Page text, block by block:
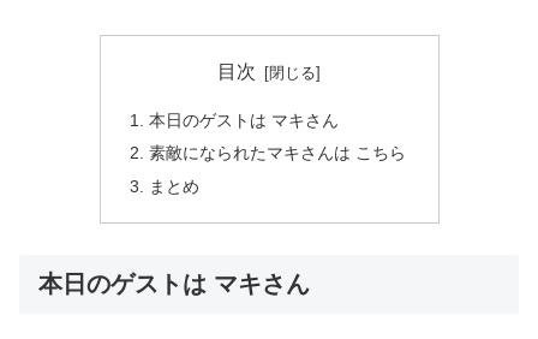
目次
本日のゲストは マキさん
素敵になられたマキさんは こちら
まとめ
本日のゲストは マキさん